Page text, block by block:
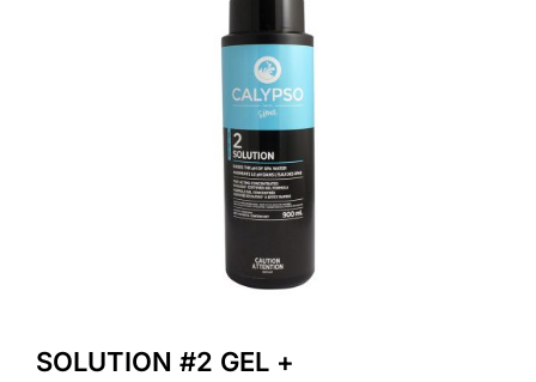
SOLUTION #2 GEL +